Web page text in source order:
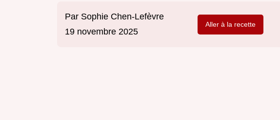
Par Sophie Chen-Lefèvre
19 novembre 2025
Aller à la recette